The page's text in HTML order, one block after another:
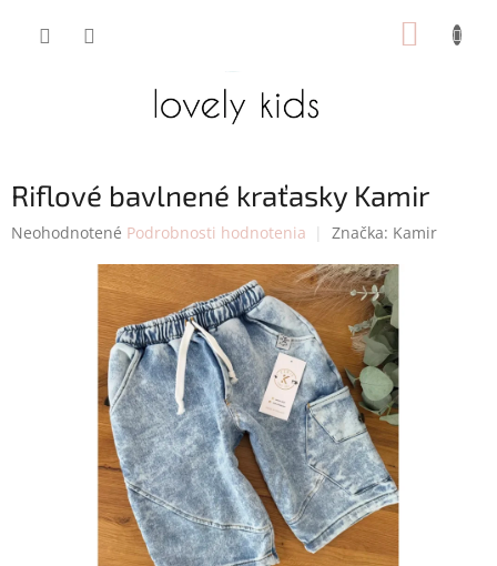
Riflové bavlnené kraťasky Kamir
Priemerné
Neohodnotené Podrobnosti hodnotenia Značka: Kamir